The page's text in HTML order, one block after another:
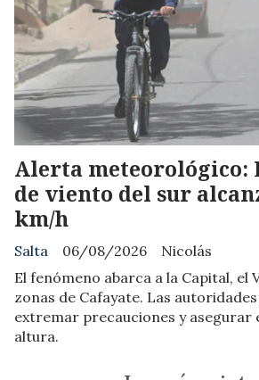
Alerta meteorológico:
de viento del sur
km/h
Nicolás
Salta
06/08/2026
El fenómeno abarca a la Capital, el
zonas de Cafayate. Las
extremar precauciones y asegurar
altura.